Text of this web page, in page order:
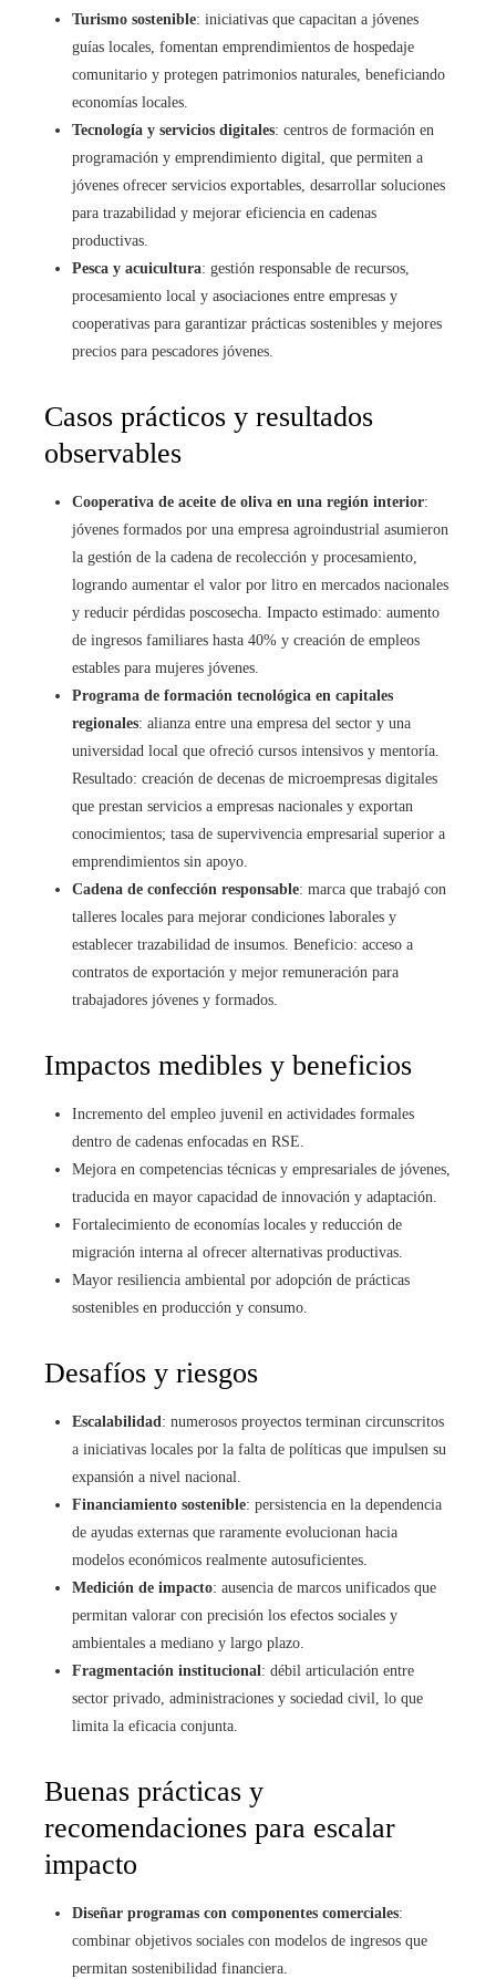
Turismo sostenible: iniciativas que capacitan a jóvenes
guías locales, fomentan emprendimientos de hospedaje
comunitario y protegen patrimonios naturales, beneficiando
economías locales.
Tecnología y servicios digitales: centros de formación en
programación y emprendimiento digital, que permiten a
jóvenes ofrecer servicios exportables, desarrollar soluciones
para trazabilidad y mejorar eficiencia en cadenas
productivas.
Pesca y acuicultura: gestión responsable de recursos,
procesamiento local y asociaciones entre empresas y
cooperativas para garantizar prácticas sostenibles y mejores
precios para pescadores jóvenes.
Casos prácticos y resultados
observables
Cooperativa de aceite de oliva en una región interior:
jóvenes formados por una empresa agroindustrial asumieron
la gestión de la cadena de recolección y procesamiento,
logrando aumentar el valor por litro en mercados nacionales
y reducir pérdidas poscosecha. Impacto estimado: aumento
de ingresos familiares hasta 40% y creación de empleos
estables para mujeres jóvenes.
Programa de formación tecnológica en capitales
regionales: alianza entre una empresa del sector y una
universidad local que ofreció cursos intensivos y mentoría.
Resultado: creación de decenas de microempresas digitales
que prestan servicios a empresas nacionales y exportan
conocimientos; tasa de supervivencia empresarial superior a
emprendimientos sin apoyo.
Cadena de confección responsable: marca que trabajó con
talleres locales para mejorar condiciones laborales y
establecer trazabilidad de insumos. Beneficio: acceso a
contratos de exportación y mejor remuneración para
trabajadores jóvenes y formados.
Impactos medibles y beneficios
Incremento del empleo juvenil en actividades formales
dentro de cadenas enfocadas en RSE.
Mejora en competencias técnicas y empresariales de jóvenes,
traducida en mayor capacidad de innovación y adaptación.
Fortalecimiento de economías locales y reducción de
migración interna al ofrecer alternativas productivas.
Mayor resiliencia ambiental por adopción de prácticas
sostenibles en producción y consumo.
Desafíos y riesgos
Escalabilidad : numerosos proyectos terminan circunscritos
a iniciativas locales por la falta de políticas que impulsen su
expansión a nivel nacional.
Financiamiento sostenible: persistencia en la dependencia
de ayudas externas que raramente evolucionan hacia
modelos económicos realmente autosuficientes.
Medición de impacto: ausencia de marcos unificados que
permitan valorar con precisión los efectos sociales y
ambientales a mediano y largo plazo.
Fragmentación institucional : débil articulación entre
sector privado, administraciones y sociedad civil, lo que
limita la eficacia conjunta.
Buenas prácticas y
recomendaciones para escalar
impacto
Diseñar programas con componentes comerciales:
combinar objetivos sociales con modelos de ingresos que
permitan sostenibilidad financiera.